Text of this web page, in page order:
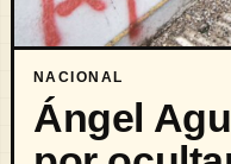
NACIONAL
Ángel